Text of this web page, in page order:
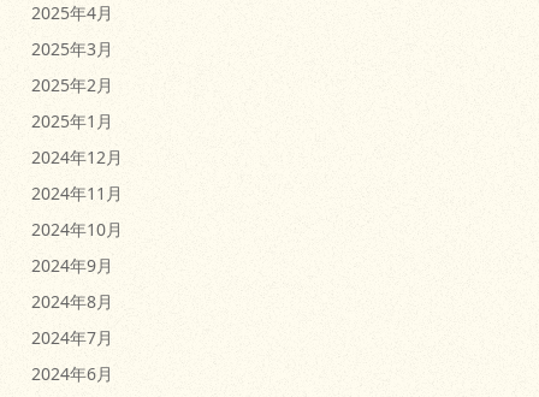
2025年4月
2025年3月
2025年2月
2025年1月
2024年12月
2024年11月
2024年10月
2024年9月
2024年8月
2024年7月
2024年6月